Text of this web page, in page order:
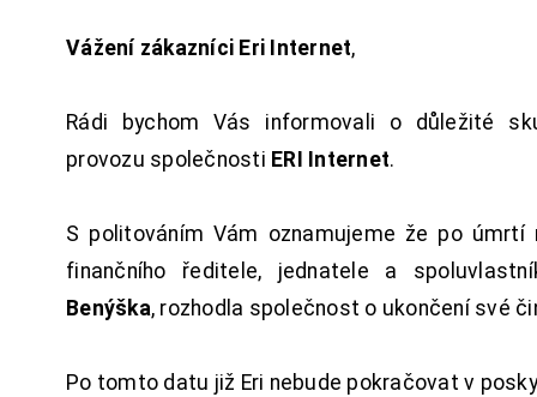
Vážení zákazníci Eri Internet,
Rádi bychom Vás informovali o důležité
provozu společnosti ERI Internet.
S politováním Vám oznamujeme že po úmrtí
finančního ředitele, jednatele a
Benýška, rozhodla společnost o ukončení své
Po tomto datu již Eri nebude pokračovat v